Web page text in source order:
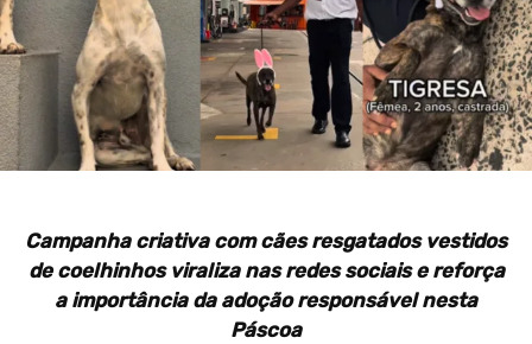
Campanha criativa com cães resgatados vestidos
de coelhinhos viraliza nas redes sociais e reforça
a importância da adoção responsável nesta
Páscoa